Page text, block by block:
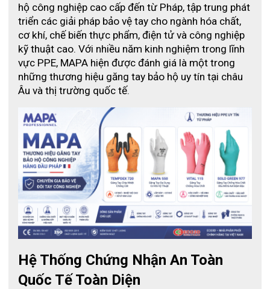
hộ công nghiệp cao cấp đến từ Pháp, tập trung phát
triển các giải pháp bảo vệ tay cho ngành hóa chất,
cơ khí, chế biến thực phẩm, điện tử và công nghiệp
kỹ thuật cao. Với nhiều năm kinh nghiệm trong lĩnh
vực PPE, MAPA hiện được đánh giá là một trong
những thương hiệu găng tay bảo hộ uy tín tại châu
Âu và thị trường quốc tế.
Hệ Thống Chứng Nhận An Toàn
Quốc Tế Toàn Diện